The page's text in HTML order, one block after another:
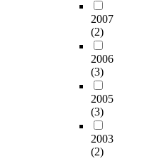
2007
(2)
2006
(3)
2005
(3)
2003
(2)